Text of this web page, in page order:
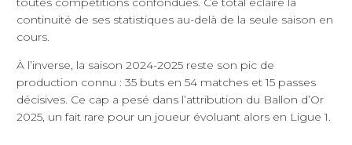
continuité de ses statistiques au-delà de la seule saison en
cours.
À l’inverse, la saison 2024-2025 reste son pic de
production connu : 35 buts en 54 matches et 15 passes
décisives. Ce cap a pesé dans l’attribution du Ballon d’Or
2025, un fait rare pour un joueur évoluant alors en Ligue 1.